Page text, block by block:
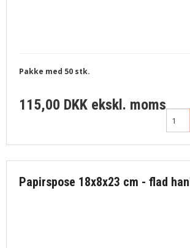
Pakke med 50 stk.
115,00 DKK ekskl. moms
Papirspose 18x8x23 cm - flad